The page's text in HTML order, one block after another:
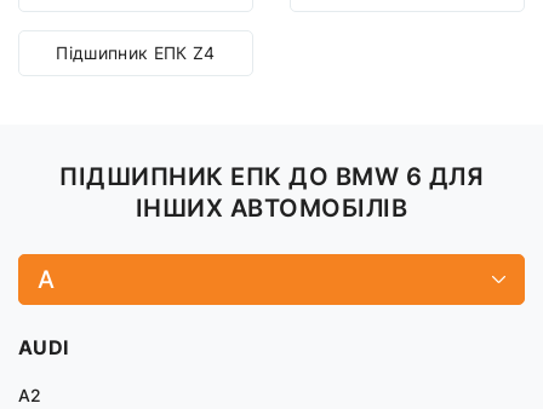
Підшипник ЕПК Z4
ПІДШИПНИК ЕПК ДО BMW 6 ДЛЯ
ІНШИХ АВТОМОБІЛІВ
A
AUDI
A2